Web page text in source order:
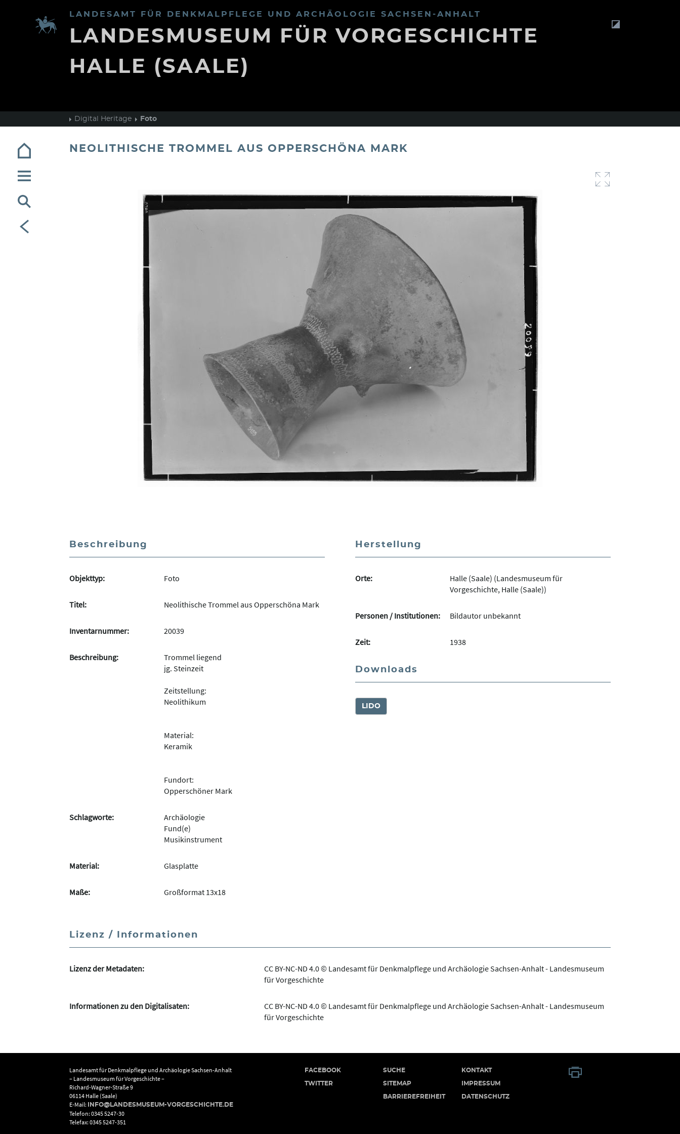
LANDESAMT FÜR DENKMALPFLEGE UND ARCHÄOLOGIE SACHSEN-ANHALT
LANDESMUSEUM FÜR VORGESCHICHTE
HALLE (SAALE)
Digital Heritage Foto
NEOLITHISCHE TROMMEL AUS OPPERSCHÖNA MARK
Beschreibung
Objekttyp: Foto
Titel: Neolithische Trommel aus Opperschöna Mark
Inventarnummer: 20039
Beschreibung:
Trommel liegend
jg. Steinzeit
Zeitstellung:
Neolithikum
Material:
Keramik
Fundort:
Opperschöner Mark
Schlagworte:
Archäologie
Fund(e)
Musikinstrument
Material: Glasplatte
Maße: Großformat 13x18
Herstellung
Orte:
Halle (Saale) (Landesmuseum für
Vorgeschichte, Halle (Saale))
Personen / Institutionen: Bildautor unbekannt
Zeit: 1938
Downloads
LIDO
Lizenz / Informationen
Lizenz der Metadaten:
CC BY-NC-ND 4.0 © Landesamt für Denkmalpflege und Archäologie Sachsen-Anhalt - Landesmuseum
für Vorgeschichte
Informationen zu den Digitalisaten:
CC BY-NC-ND 4.0 © Landesamt für Denkmalpflege und Archäologie Sachsen-Anhalt - Landesmuseum
für Vorgeschichte
Landesamt für Denkmalpflege und Archäologie Sachsen-Anhalt
– Landesmuseum für Vorgeschichte –
Richard-Wagner-Straße 9
06114 Halle (Saale)
E-Mail:
INFO@LANDESMUSEUM-VORGESCHICHTE.DE
Telefon: 0345 5247-30
Telefax: 0345 5247-351
FACEBOOK
TWITTER
SUCHE
SITEMAP
BARRIEREFREIHEIT
KONTAKT
IMPRESSUM
DATENSCHUTZ